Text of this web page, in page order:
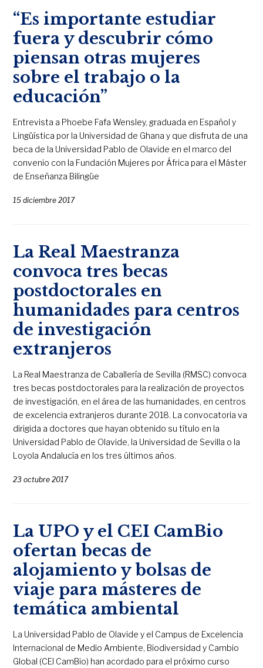
“Es importante estudiar
fuera y descubrir cómo
piensan otras mujeres
sobre el trabajo o la
educación”
Entrevista a Phoebe Fafa Wensley, graduada en Español y
Lingüística por la Universidad de Ghana y que disfruta de una
beca de la Universidad Pablo de Olavide en el marco del
convenio con la Fundación Mujeres por África para el Máster
de Enseñanza Bilingüe
15 diciembre 2017
La Real Maestranza
convoca tres becas
postdoctorales en
humanidades para centros
de investigación
extranjeros
La Real Maestranza de Caballería de Sevilla (RMSC) convoca
tres becas postdoctorales para la realización de proyectos
de investigación, en el área de las humanidades, en centros
de excelencia extranjeros durante 2018. La convocatoria va
dirigida a doctores que hayan obtenido su título en la
Universidad Pablo de Olavide, la Universidad de Sevilla o la
Loyola Andalucía en los tres últimos años.
23 octubre 2017
La UPO y el CEI CamBio
ofertan becas de
alojamiento y bolsas de
viaje para másteres de
temática ambiental
La Universidad Pablo de Olavide y el Campus de Excelencia
Internacional de Medio Ambiente, Biodiversidad y Cambio
Global (CEI CamBio) han acordado para el próximo curso